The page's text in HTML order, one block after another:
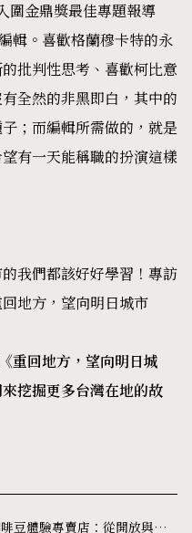
圍金鼎獎最佳專題報導
輯。喜歡格蘭穆卡特的永
批判性思考、喜歡柯比意
全然的非黑即白，其中的
；而編輯所需做的，就是
有一天能稱職的扮演這樣
我們都該好好學習！專訪
地方，望向明日城市
重回地方，望向明日城
來挖掘更多台灣在地的故
台北東區 (beanroom) 咖啡豆體驗專賣店：從開放與永續理念出發，以實驗性設計帶來獨特感官享受